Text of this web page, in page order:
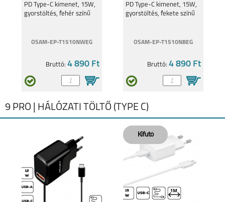
C, Fehér
PD Type-C kimenet, 15W,
gyorstöltés, fehér színű
OSAM-EP-T1510NWEG
Bruttó: 4 890 Ft
C, Fekete
PD Type-C kimenet, 15W,
gyorstöltés, fekete színű
OSAM-EP-T1510NBEG
Bruttó:4 890 Ft
9 PRO | HÁLÓZATI TÖLTŐ (TYPE C)